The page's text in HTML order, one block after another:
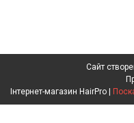
Сайт